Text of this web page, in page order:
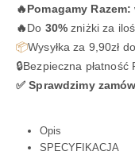
🔥Pomagamy Razem:
🔥Do 30%zniżki za
📦Wysyłka za 9,90zł
🔒Bezpieczna płatność
✅ Sprawdzimy
Opis
SPECYFIKACJA